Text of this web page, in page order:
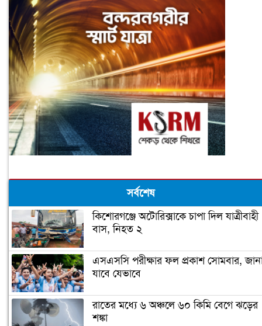
সর্বশেষ
কিশোরগঞ্জে অটোরিক্সাকে চাপা দিল যাত্রীবাহী
বাস, নিহত ২
এসএসসি পরীক্ষার ফল প্রকাশ সোমবার,
যাবে যেভাবে
রাতের মধ্যে ৬ অঞ্চলে ৬০ কিমি বেগে ঝড়ের
শঙ্কা